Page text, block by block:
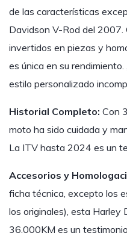
de las características
Davidson V-Rod del 2007.
invertidos en piezas y
es única en su
estilo personalizado
Historial Completo: Con
moto ha sido cuidada y
La ITV hasta 2024 es un
Accesorios y
ficha técnica, excepto los
los originales), esta
36.000KM es un